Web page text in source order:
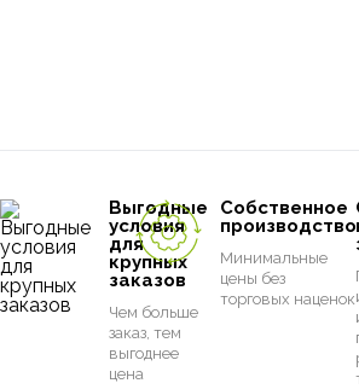
Выгодные
условия
для
крупных
заказов
Чем больше
заказ, тем
выгоднее
цена
Собственное
производство
Минимальные
цены без
торговых наценок